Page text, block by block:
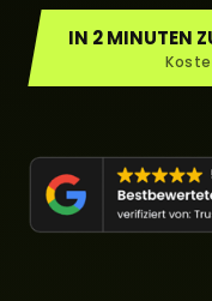
IN 2 MINUTEN